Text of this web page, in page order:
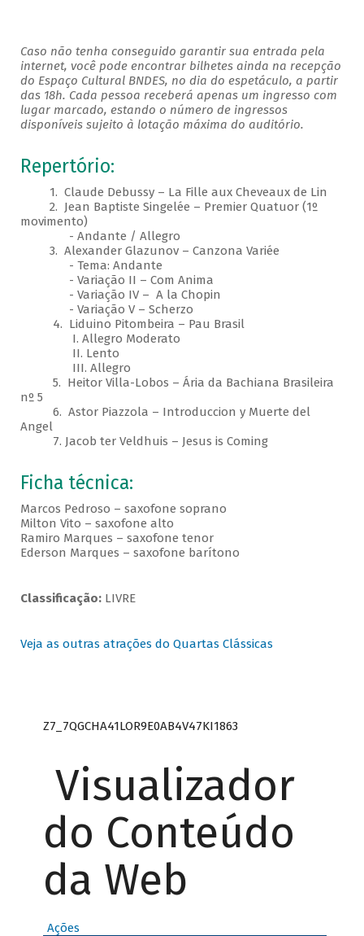
Caso não tenha conseguido garantir sua entrada pela
internet, você pode encontrar bilhetes ainda na recepção
do Espaço Cultural BNDES, no dia do espetáculo, a partir
das 18h. Cada pessoa receberá apenas um ingresso com
lugar marcado, estando o número de ingressos
disponíveis sujeito à lotação máxima do auditório.
Repertório:
1. Claude Debussy – La Fille aux Cheveaux de Lin
2. Jean Baptiste Singelée – Premier Quatuor (1º
movimento)
- Andante / Allegro
3. Alexander Glazunov – Canzona Variée
- Tema: Andante
- Variação II – Com Anima
- Variação IV – A la Chopin
- Variação V – Scherzo
4. Liduino Pitombeira – Pau Brasil
I. Allegro Moderato
II. Lento
III. Allegro
5. Heitor Villa-Lobos – Ária da Bachiana Brasileira
nº 5
6. Astor Piazzola – Introduccion y Muerte del
Angel
7. Jacob ter Veldhuis – Jesus is Coming
Ficha técnica:
Marcos Pedroso – saxofone soprano
Milton Vito – saxofone alto
Ramiro Marques – saxofone tenor
Ederson Marques – saxofone barítono
Classificação:LIVRE
Veja as outras atrações do Quartas Clássicas
Z7_7QGCHA41LOR9E0AB4V47KI1863
Visualizador
do Conteúdo
da Web
Ações